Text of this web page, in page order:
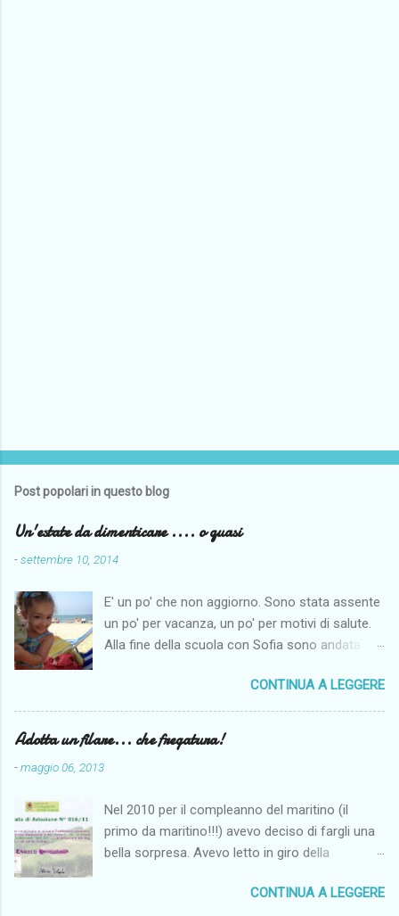
Post popolari in questo blog
Un'estate da dimenticare .... o quasi
-settembre 10, 2014
E' un po' che non aggiorno. Sono stata assente
un po' per vacanza, un po' per motivi di salute.
Alla fine della scuola con Sofia sono andata a
di ferie solo le centrali di agosto e così per far
fare un po' di mare alla monella siamo andate al
mare dai miei. Come penso per tutti il tempo
quest'anno non è stato clemente, anche se noi
problemi più seri sono iniziati ad agosto. Sono
finita due volte al Pronto Soccorso.
Fortunatamente nulla di grave anche se lo
aggiungere un dolorosissimo mal di denti in
CONTINUA A LEGGERE
Adotta un filare... che fregatura!
-maggio 06, 2013
Nel 2010 per il compleanno del maritino (il
primo da maritino!!!) avevo deciso di fargli una
bella sorpresa. Avevo letto in giro della
vigna. Guardando un po' in rete avevo notato il
CONTINUA A LEGGERE